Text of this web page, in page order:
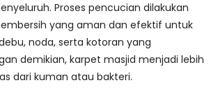
Proses pencucian dilakukan
yang aman dan efektif untuk
noda, serta kotoran yang
demikian, karpet masjid menjadi lebih
dari kuman atau bakteri.